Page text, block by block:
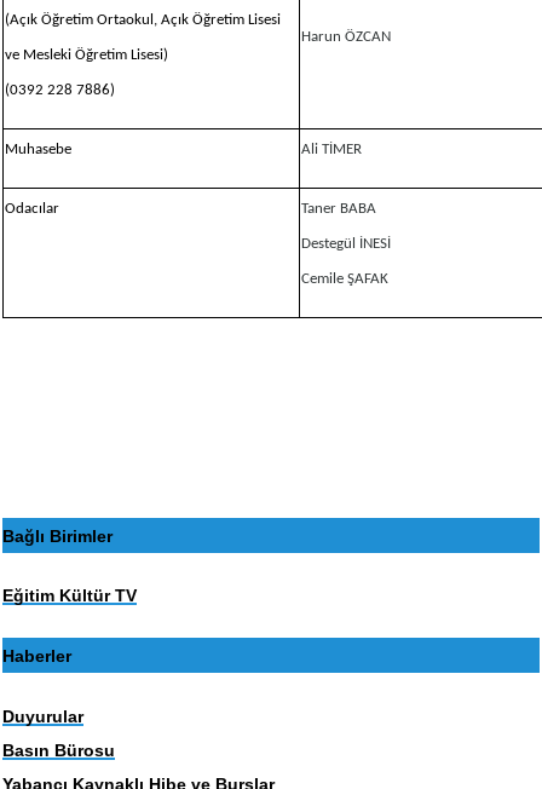
(Açık Öğretim Ortaokul, Açık Öğretim Lisesi
ve Mesleki Öğretim Lisesi)
(0392 228 7886)
Harun ÖZCAN
Muhasebe Ali TİMER
Odacılar Taner BABA
Destegül İNESİ
Cemile ŞAFAK
Bağlı Birimler
Eğitim Kültür TV
Haberler
Duyurular
Basın Bürosu
Yabancı Kaynaklı Hibe ve Burslar